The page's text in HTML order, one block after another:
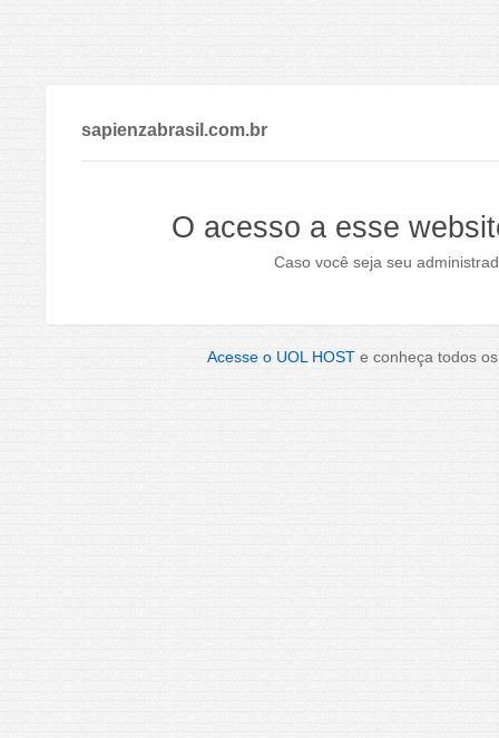
sapienzabrasil.com.br
O acesso a esse
Caso você seja seu
Acesse o UOL HOST e conheça todos